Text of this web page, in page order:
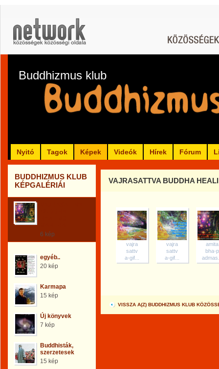
Buddhizmus klub
Nyitó Tagok Képek Videók Hírek Fórum
BUDDHIZMUS KLUB
KÉPGALÉRIÁI
6 kép
egyéb..
20 kép
Karmapa
15 kép
Új könyvek
7 kép
Buddhisták,
szerzetesek
15 kép
VAJRASATTVA BUDDHA
vajra
sattv
a-gif...
vajra
sattv
a-gif...
amita
bha-p
VISSZA A(Z) BUDDHIZMUS KLUB